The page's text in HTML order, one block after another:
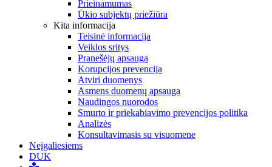
Prieinamumas
Ūkio subjektų priežiūra
Kita informacija
Teisinė informacija
Veiklos sritys
Pranešėjų apsauga
Korupcijos prevencija
Atviri duomenys
Asmens duomenų apsauga
Naudingos nuorodos
Smurto ir priekabiavimo prevencijos politika
Analizės
Konsultavimasis su visuomene
Neįgaliesiems
DUK